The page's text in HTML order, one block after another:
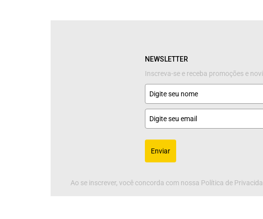
NEWSLETTER
Inscreva-se e receba promoções e
Enviar
Ao se inscrever, você concorda com nossa Política de